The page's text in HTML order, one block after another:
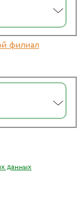
филиал
данных